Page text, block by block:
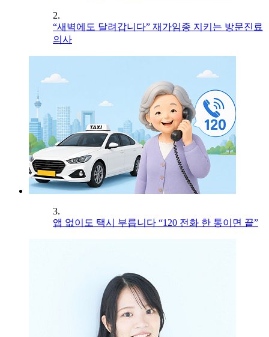
2.
“새벽에도 달려갑니다” 재가임종 지키는 방문진료
의사
3.
앱 없이도 택시 부릅니다 “120 전화 한 통이면 끝”